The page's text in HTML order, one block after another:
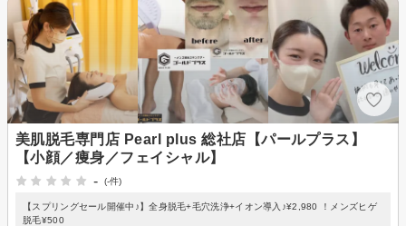
美肌脱毛専門店 Pearl plus 総社店【パールプラス】
【小顔／痩身／フェイシャル】
-
(-件)
【スプリングセール開催中♪】全身脱毛+毛穴洗浄+イオン導入♪¥2,980 ！メンズヒゲ
脱毛¥500